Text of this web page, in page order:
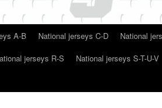
A-B National jerseys C-D
National
jerseys R-S National jerseys S-T-U-V